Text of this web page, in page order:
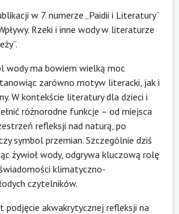
w 7. numerze „Paidii i Literatury”
Rzeki i inne wody w literaturze
wody ma bowiem wielką moc
zarówno motyw literacki, jak i
W kontekście literatury dla dzieci i
różnorodne funkcje – od miejsca
refleksji nad naturą, po
symbol przemian. Szczególnie dziś
żywioł wody, odgrywa kluczową rolę
klimatyczno-
czytelników.
podjęcie akwakrytycznej refleksji na